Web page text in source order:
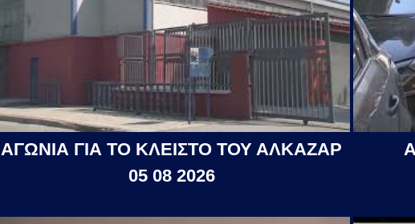
ΑΓΩΝΙΑ ΓΙΑ ΤΟ ΚΛΕΙΣΤΟ ΤΟΥ ΑΛΚΑΖΑΡ
05 08 2026